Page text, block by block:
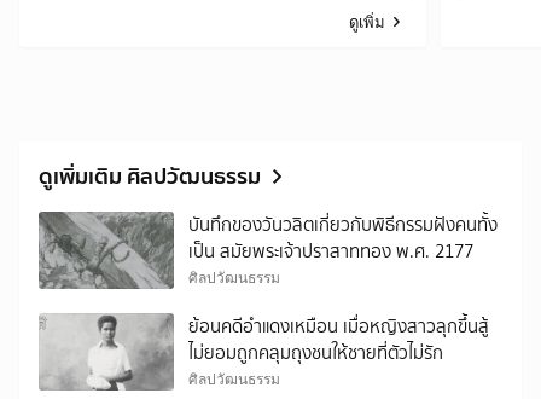
ดูเพิ่ม
ดูเพิ่มเติม ศิลปวัฒนธรรม
บันทึกของวันวลิตเกี่ยวกับพิธีกรรมฝังคนทั้ง
เป็น สมัยพระเจ้าปราสาททอง พ.ศ. 2177
ศิลปวัฒนธรรม
ย้อนคดีอำแดงเหมือน เมื่อหญิงสาวลุกขึ้นสู้
ไม่ยอมถูกคลุมถุงชนให้ชายที่ตัวไม่รัก
ศิลปวัฒนธรรม